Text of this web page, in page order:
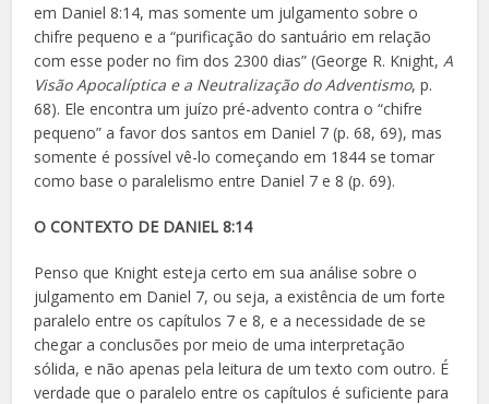
em Daniel 8:14, mas somente um julgamento sobre o
chifre pequeno e a “purificação do santuário em relação
com esse poder no fim dos 2300 dias” (George R. Knight, A
Visão Apocalíptica e a Neutralização do Adventismo, p.
68). Ele encontra um juízo pré-advento contra o “chifre
pequeno” a favor dos santos em Daniel 7 (p. 68, 69), mas
somente é possível vê-lo começando em 1844 se tomar
como base o paralelismo entre Daniel 7 e 8 (p. 69).
O CONTEXTO DE DANIEL 8:14
Penso que Knight esteja certo em sua análise sobre o
julgamento em Daniel 7, ou seja, a existência de um forte
paralelo entre os capítulos 7 e 8, e a necessidade de se
chegar a conclusões por meio de uma interpretação
sólida, e não apenas pela leitura de um texto com outro. É
verdade que o paralelo entre os capítulos é suficiente para